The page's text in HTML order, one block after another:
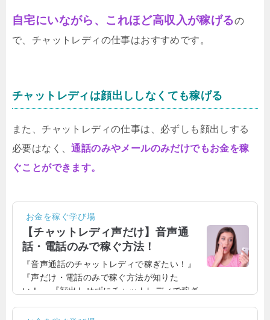
界でも非常に有名なサイトになりますが、
「本当に稼げるのか、口コミ評判はどうなの
か」「危ないの？安全に稼げるの？！」と気
をするかどうか検討している方は、ぜひ参考
メールレディの口コミ...
自宅にいながら、これほど高収入が稼げるの
で、チャットレディの仕事はおすすめです。
チャットレディは顔出ししなくても稼げる
また、チャットレディの仕事は、必ずしも顔出しする
必要はなく、通話のみやメールのみだけでもお金を稼
ぐことができます。
お金を稼ぐ学び場
【チャットレディ声だけ】音声通
話・電話のみで稼ぐ方法！
『音声通話のチャットレディで稼ぎたい！』
『声だけ・電話のみで稼ぐ方法が知りた
い！』 『顔出しせずにチャットレディで稼ぎ
どこなの？』チャットレディは、必ずしも動